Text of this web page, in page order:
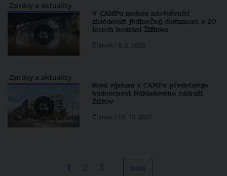
Zprávy a aktuality
V CAMPu mohou návštěvníci
zhlédnout jedinečný dokument o 20
letech bourání Žižkova
Článek / 8. 2. 2022
Zprávy a aktuality
Nová výstava v CAMPu představuje
budoucnost Nákladového nádraží
Žižkov
Článek / 10. 10. 2021